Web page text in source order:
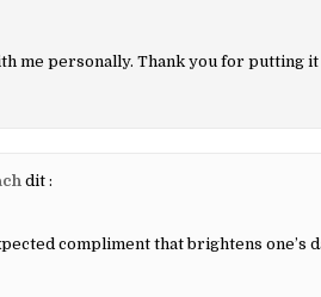
me personally. Thank you for putting
dit :
compliment that brightens one’s